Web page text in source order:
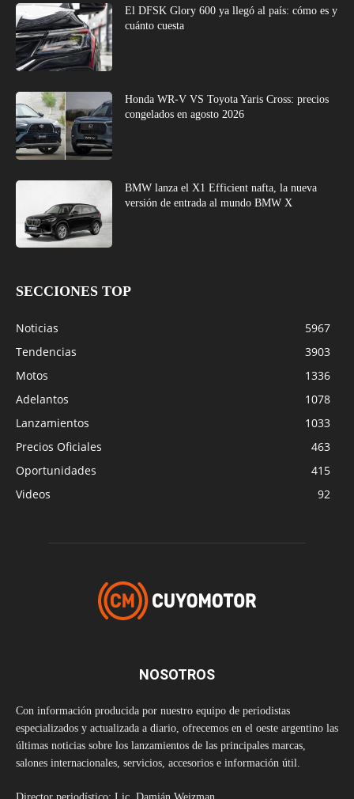
El DFSK Glory 600 ya llegó al país: cómo es y
cuánto cuesta
Honda WR-V VS Toyota Yaris Cross: precios
congelados en agosto 2026
BMW lanza el X1 Efficient nafta, la nueva
versión de entrada al mundo BMW X
SECCIONES TOP
Noticias
5967
Tendencias
3903
Motos
1336
Adelantos
1078
Lanzamientos
1033
Precios Oficiales
463
Oportunidades
415
Videos
92
NOSOTROS
Con información producida por nuestro equipo de periodistas
especializados y actualizada a diario, ofrecemos en el oeste argentino las
últimas noticias sobre los lanzamientos de las principales marcas,
salones internacionales, servicios, accesorios e información útil.